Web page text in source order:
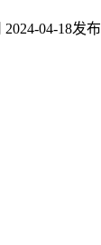
2024-04-18发布